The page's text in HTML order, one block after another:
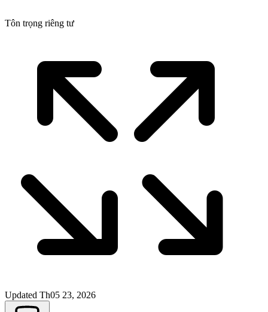
Tôn trọng riêng tư
Updated Th05 23, 2026